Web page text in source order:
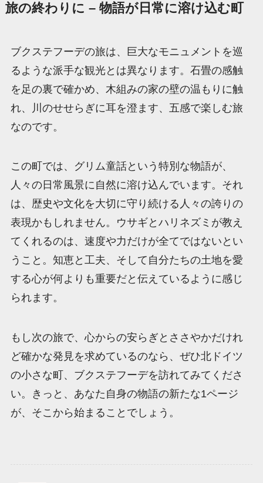
旅の終わりに – 物語が日常に溶け込む町
ブクステフーデの旅は、巨大なモニュメントを巡
るような派手な観光とは異なります。石畳の感触
を足の裏で確かめ、木組みの家の壁の温もりに触
れ、川のせせらぎに耳を澄ます、五感で楽しむ旅
なのです。
この町では、グリム童話という特別な物語が、
人々の日常風景に自然に溶け込んでいます。それ
は、歴史や文化を大切に守り続ける人々の誇りの
表現かもしれません。ウサギとハリネズミが教え
てくれるのは、速度や力だけが全てではないとい
うこと。知恵と工夫、そして自分たちの土地を愛
する心が何よりも重要だと伝えているように感じ
られます。
もし次の旅で、心からの安らぎとささやかだけれ
ど確かな発見を求めているのなら、ぜひ北ドイツ
の小さな町、ブクステフーデを訪れてみてくださ
い。きっと、あなた自身の物語の新たな1ページ
が、そこから始まることでしょう。